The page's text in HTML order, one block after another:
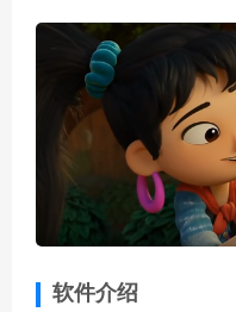
软件介绍